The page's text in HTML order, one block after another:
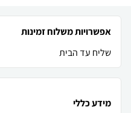
אפשרויות משלוח זמינות
שליח עד הבית
מידע כללי